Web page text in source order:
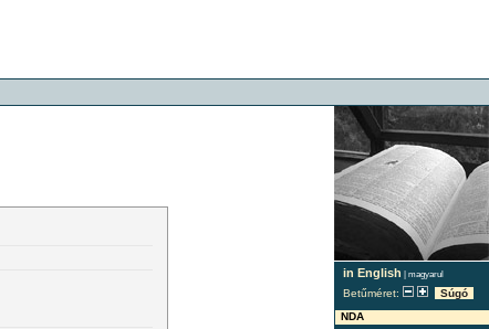
in English | magyarul
Betűméret:
Súgó
NDA